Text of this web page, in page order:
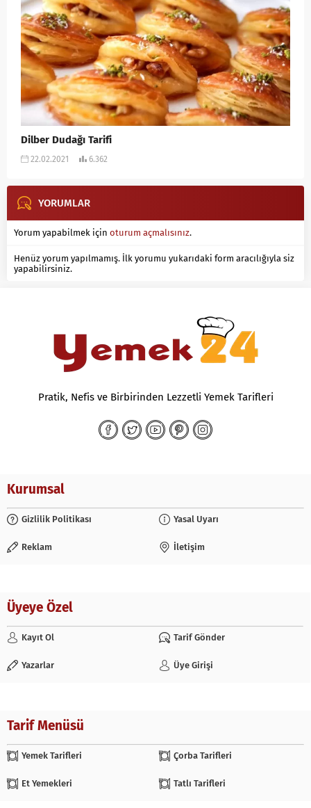
Dilber Dudağı Tarifi
22.02.2021 6.362
YORUMLAR
Yorum yapabilmek için oturum açmalısınız.
Henüz yorum yapılmamış. İlk yorumu yukarıdaki form aracılığıyla siz
yapabilirsiniz.
Pratik, Nefis ve Birbirinden Lezzetli Yemek Tarifleri
Kurumsal
Gizlilik Politikası Yasal Uyarı
Reklam İletişim
Üyeye Özel
Kayıt Ol Tarif Gönder
Yazarlar Üye Girişi
Tarif Menüsü
Yemek Tarifleri Çorba Tarifleri
Et Yemekleri Tatlı Tarifleri